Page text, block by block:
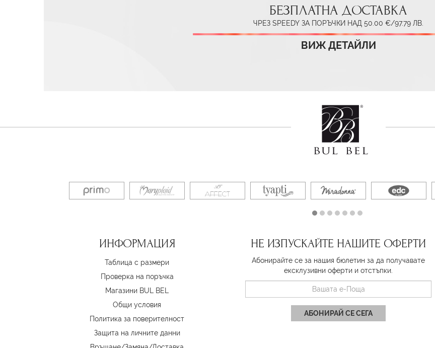
БЕЗПЛАТНА ДОСТАВКА
ЧРЕЗ SPEEDY ЗА ПОРЪЧКИ НАД 50.00 €/97.79 ЛВ.
ВИЖ ДЕТАЙЛИ
ИНФОРМАЦИЯ
Таблица с размери
Проверка на поръчка
Магазини BUL BEL
Oбщи условия
Политика за поверителност
Защита на личните данни
НЕ ИЗПУСКАЙТЕ НАШИТЕ ОФЕРТИ
Абонирайте се за нашия бюлетин за да получавате
ексклузивни оферти и отстъпки.
АБОНИРАЙ СЕ СЕГА